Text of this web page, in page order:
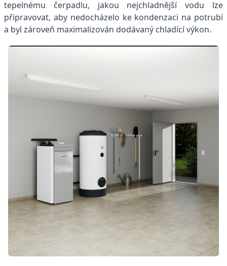
tepelnému čerpadlu, jakou nejchladnější vodu lze
připravovat, aby nedocházelo ke kondenzaci na potrubí
a byl zároveň maximalizován dodávaný chladící výkon.